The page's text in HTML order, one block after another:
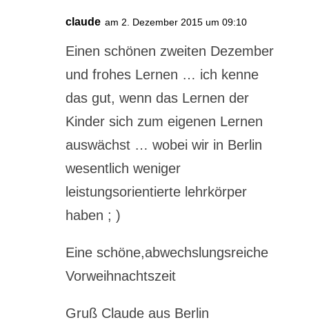
claude am 2. Dezember 2015 um 09:10
Einen schönen zweiten Dezember
und frohes Lernen … ich kenne
das gut, wenn das Lernen der
Kinder sich zum eigenen Lernen
auswächst … wobei wir in Berlin
wesentlich weniger
leistungsorientierte lehrkörper
haben ; )
Eine schöne,abwechslungsreiche
Vorweihnachtszeit
Gruß Claude aus Berlin